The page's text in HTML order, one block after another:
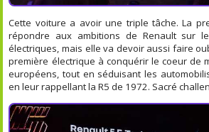
Cette voiture a avoir une triple tâche. La
répondre aux ambitions de Renault sur
électriques, mais elle va devoir aussi faire
première électrique à conquérir le coeur de
européens, tout en séduisant les
en leur rappellant la R5 de 1972. Sacré